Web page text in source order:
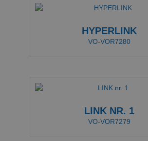
HYPERLINK
VO-VOR7280
LINK NR. 1
VO-VOR7279